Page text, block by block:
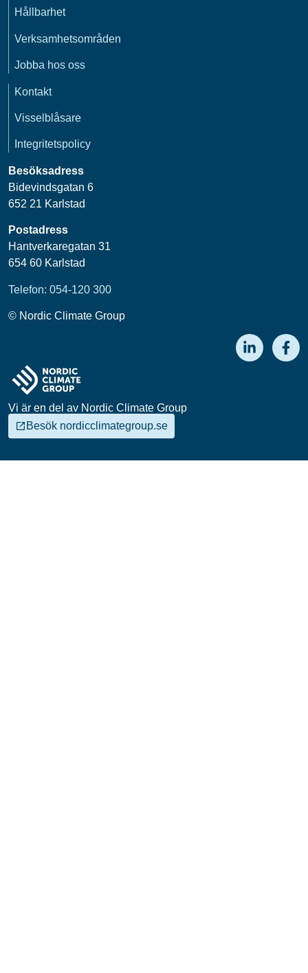
Hållbarhet
Verksamhetsområden
Jobba hos oss
Kontakt
Visselblåsare
Integritetspolicy
Besöksadress
Bidevindsgatan 6
652 21 Karlstad
Postadress
Hantverkaregatan 31
654 60 Karlstad
Telefon: 054-120 300
© Nordic Climate Group
Vi är en del av Nordic Climate Group
Besök nordicclimategroup.se